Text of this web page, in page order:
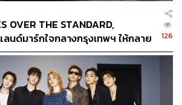
ลวงพระบาง สปป.ลาว ดัดแปลงมาจาก
เศส-โคโลเนียลที่มีกลิ่นอายของ
โลเคชันดีเพราะอยู่ใกล้กับตลาดเช้า
น้ำโขง แต่เมื่อก้าวเข้ามาในตัวโรงแรม
สงบและสวยงาม
OVER THE STANDARD,
ลนด์มาร์กใจกลางกรุงเทพฯ ให้กลาย
รี่
126